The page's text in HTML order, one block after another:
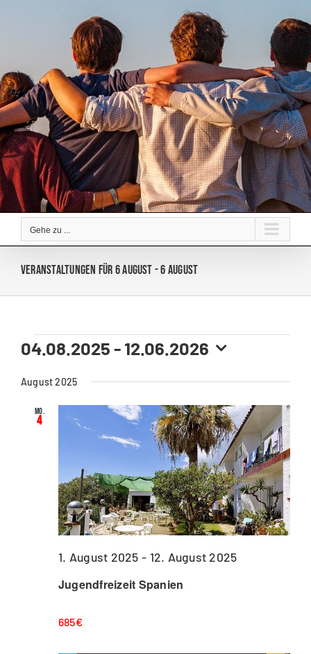
Gehe zu ...
Veranstaltungen für 6 August - 6 August
Veranstaltungen
04.08.2025 - 12.06.2026
wählen.
August 2025
Mo.
4
Jugendfreizeit Spanien
1. August 2025 - 12. August 2025
685€